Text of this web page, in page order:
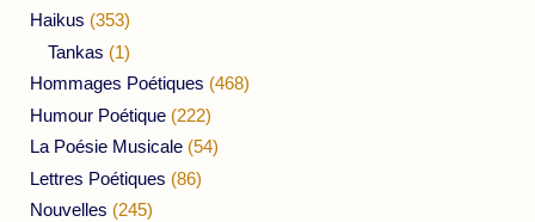
Haikus (353)
Tankas (1)
Hommages Poétiques (468)
Humour Poétique (222)
La Poésie Musicale (54)
Lettres Poétiques (86)
Nouvelles (245)